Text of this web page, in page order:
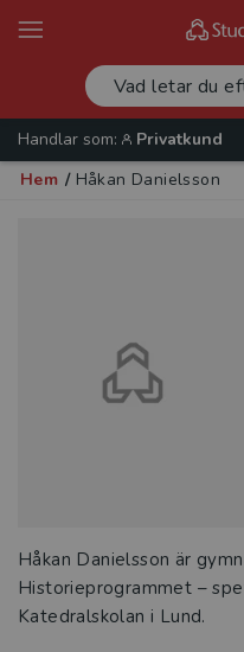
Handlar som:
Privatkund
Hem / Håkan Danielsson
Håkan Danielsson är
Historieprogrammet –
Katedralskolan i Lund.